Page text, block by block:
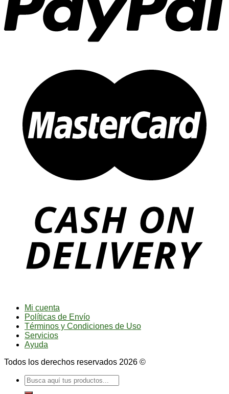
Mi cuenta
Políticas de Envío
Términos y Condiciones de Uso
Servicios
Ayuda
Todos los derechos reservados 2026 ©
Buscar
por: